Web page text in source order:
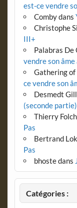
est-ce vendre
Combydans
Christophe
III+
Palabras De
vendre son âme
Gathering of
ce vendre son
Desmedt
(seconde partie)
Thierry
Pas
Bertrand
Pas
bhostedans
Catégories :